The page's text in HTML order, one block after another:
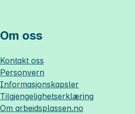
Om oss
Kontakt oss
Personvern
Informasjonskapsler
Tilgjengelighetserklæring
Om arbeidsplassen.no